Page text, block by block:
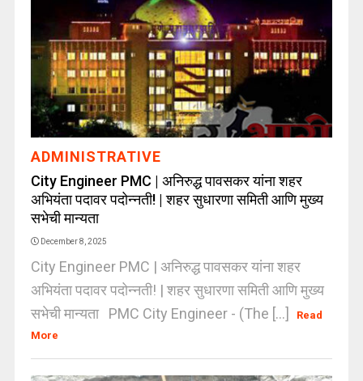
ADMINISTRATIVE
City Engineer PMC | अनिरुद्ध पावसकर यांना शहर
अभियंता पदावर पदोन्नती! | शहर सुधारणा समिती आणि मुख्य
सभेची मान्यता
December 8, 2025
City Engineer PMC | अनिरुद्ध पावसकर यांना शहर
अभियंता पदावर पदोन्नती! | शहर सुधारणा समिती आणि मुख्य
सभेची मान्यता PMC City Engineer - (The [...]
Read
More